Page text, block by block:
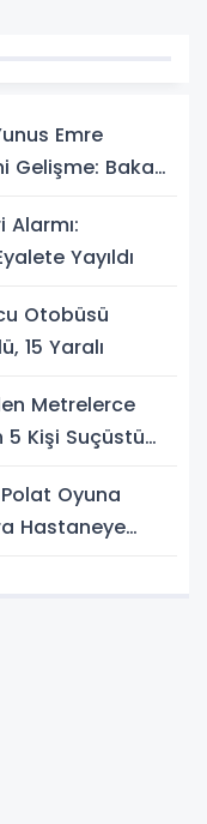
Emre
Gelişme: Bakan
Yayıldı
Otobüsü
15 Yaralı
Metrelerce
5 Kişi Suçüstü
Oyuna
Hastaneye